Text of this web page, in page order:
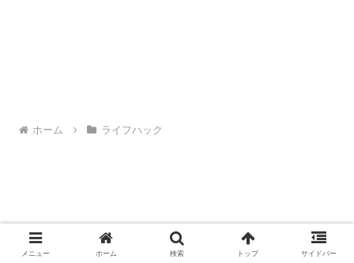
ホーム ライフハック
メニュー ホーム 検索 トップ サイドバー